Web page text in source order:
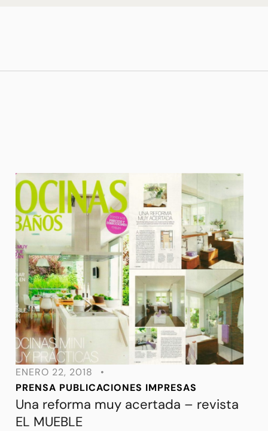
ENERO 22, 2018
•
PRENSA PUBLICACIONES IMPRESAS
Una reforma muy acertada – revista
EL MUEBLE